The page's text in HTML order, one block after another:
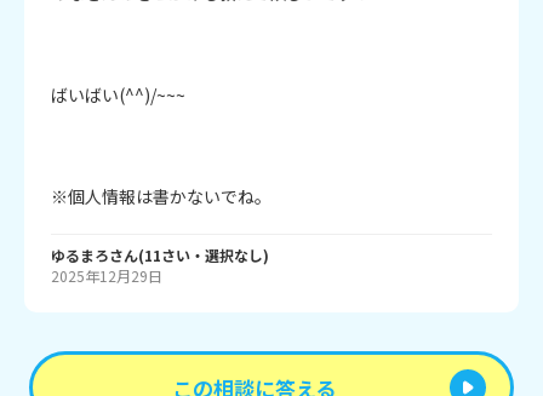
ばいばい(^^)/~~~
※個人情報は書かないでね。
ゆるまろさん(11さい・ 選択なし)
2025年12月29日
この相談に答える